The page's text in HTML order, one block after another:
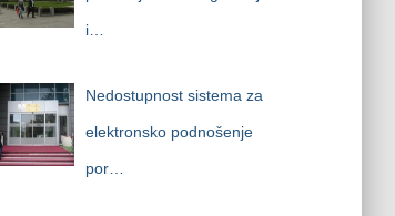
i…
Nedostupnost sistema za
elektronsko podnošenje
por…